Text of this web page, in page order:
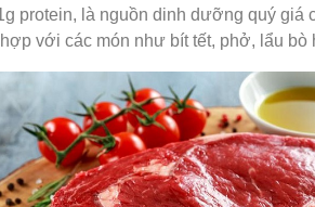
protein, là nguồn dinh dưỡng quý giá
với các món như bít tết, phở, lẩu bò